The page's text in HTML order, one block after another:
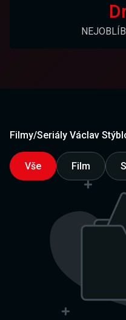
Filmy/Seriály Václav
Vše Film